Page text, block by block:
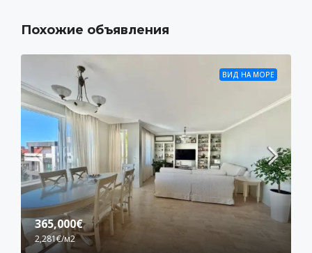
Похожие объявления
ВИД НА МОРЕ
365,000€
2,281€/м2